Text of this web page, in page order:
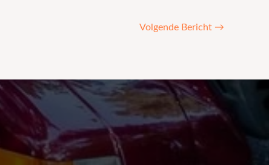
Volgende Bericht →